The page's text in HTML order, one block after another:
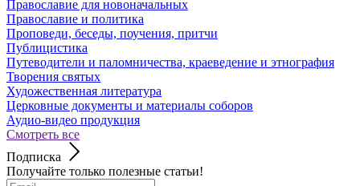
Православие для новоначальных
Православие и политика
Проповеди, беседы, поучения, притчи
Публицистика
Путеводители и паломничества, краеведение и этнография
Творения святых
Художественная литература
Церковные документы и материалы соборов
Аудио-видео продукция
Смотреть все
Подписка
Получайте только полезные статьи!